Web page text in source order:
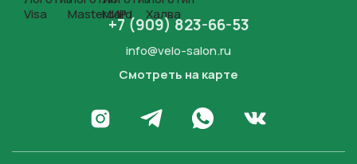
+7 (909) 823-66-53
info@velo-salon.ru
Смотреть на карте
Перейти в Инстаграм
Написать в Телеграм
Написать в WhatsApp
Перейти во